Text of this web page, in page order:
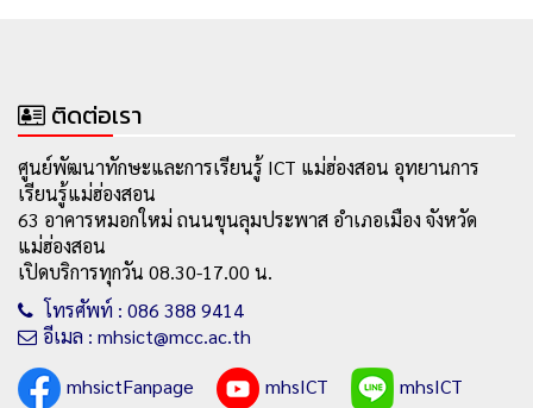
ติดต่อเรา
ศูนย์พัฒนาทักษะและการเรียนรู้ ICT แม่ฮ่องสอน อุทยานการ
เรียนรู้แม่ฮ่องสอน
63 อาคารหมอกใหม่ ถนนขุนลุมประพาส อำเภอเมือง จังหวัด
แม่ฮ่องสอน
เปิดบริการทุกวัน 08.30-17.00 น.
โทรศัพท์ : 086 388 9414
อีเมล : mhsict@mcc.ac.th
mhsictFanpage
mhsICT mhsICT